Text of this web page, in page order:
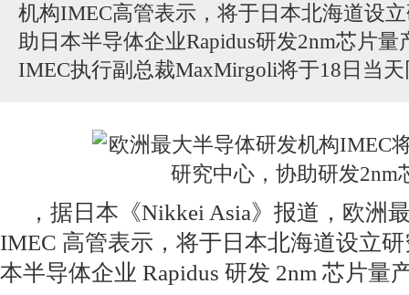
机构IMEC高管表示，将于日本北海道设
助日本半导体企业Rapidus研发2nm芯片
IMEC执行副总裁MaxMirgoli将于18日当
，据日本《Nikkei Asia》报道，欧洲
IMEC 高管表示，将于日本北海道设立
本半导体企业 Rapidus 研发 2nm 芯片量